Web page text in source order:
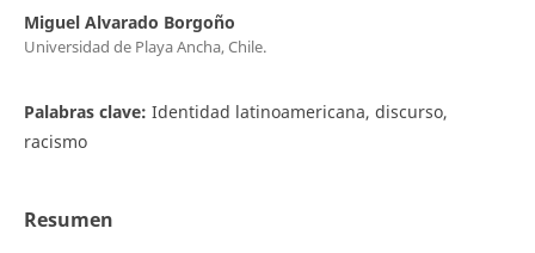
Miguel Alvarado Borgoño
Universidad de Playa Ancha, Chile.
Palabras clave: Identidad latinoamericana, discurso,
racismo
Resumen